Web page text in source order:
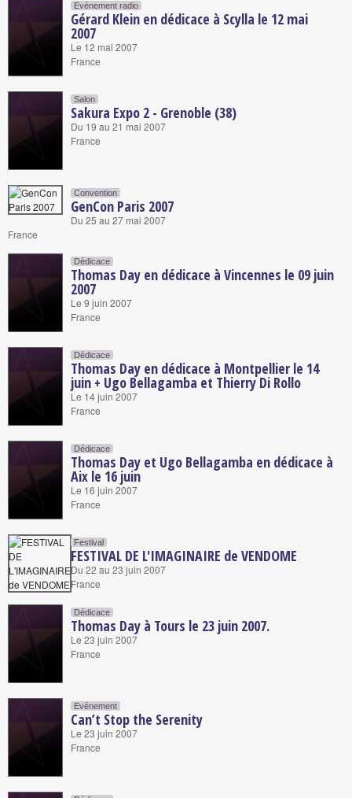
Evénement radio
Gérard Klein en dédicace à Scylla le 12 mai
2007
Le 12 mai 2007
France
Salon
Sakura Expo 2 - Grenoble (38)
Du 19 au 21 mai 2007
France
Convention
GenCon Paris 2007
Du 25 au 27 mai 2007
France
Dédicace
Thomas Day en dédicace à Vincennes le 09 juin
2007
Le 9 juin 2007
France
Dédicace
Thomas Day en dédicace à Montpellier le 14
juin + Ugo Bellagamba et Thierry Di Rollo
Le 14 juin 2007
France
Dédicace
Thomas Day et Ugo Bellagamba en dédicace à
Aix le 16 juin
Le 16 juin 2007
France
Festival
FESTIVAL DE L'IMAGINAIRE de VENDOME
Du 22 au 23 juin 2007
France
Dédicace
Thomas Day à Tours le 23 juin 2007.
Le 23 juin 2007
France
Evénement
Can’t Stop the Serenity
Le 23 juin 2007
France